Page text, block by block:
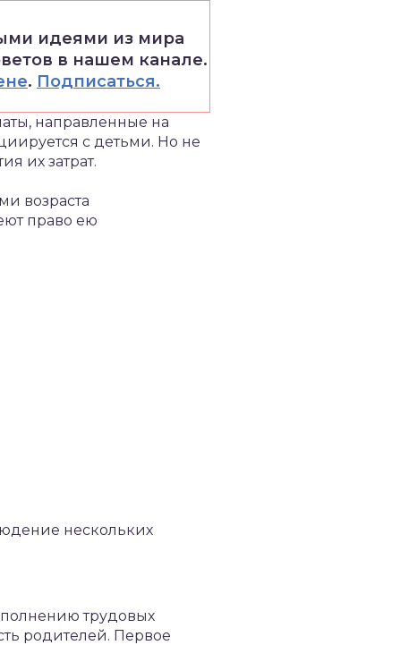
идеями из мира
в нашем канале.
. Подписаться.
направленные на
с детьми. Но не
их затрат.
возраста
право ею
нескольких
трудовых
родителей. Первое